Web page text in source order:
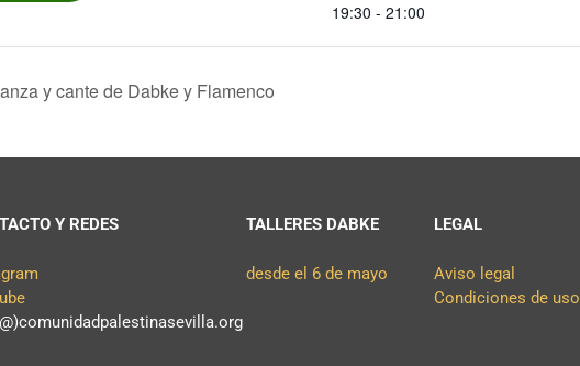
19:30 - 21:00
y cante de Dabke y Flamenco
Y REDES TALLERES DABKE
desde el 6 de mayo
LEGAL
Aviso legal
Condiciones de uso